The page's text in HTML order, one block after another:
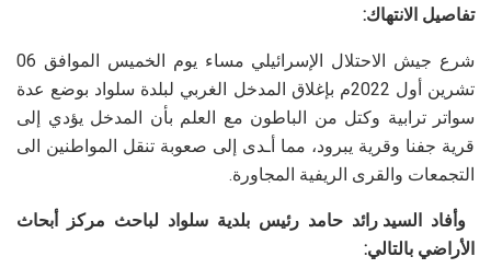
تفاصيل الانتهاك:
شرع جيش الاحتلال الإسرائيلي مساء يوم الخميس الموافق 06
تشرين أول 2022م بإغلاق المدخل الغربي لبلدة سلواد بوضع عدة
سواتر ترابية وكتل من الباطون مع العلم بأن المدخل يؤدي إلى
قرية جفنا وقرية يبرود، مما أـدى إلى صعوبة تنقل المواطنين الى
التجمعات والقرى الريفية المجاورة.
وأفاد السيد رائد حامد رئيس بلدية سلواد لباحث مركز أبحاث
الأراضي بالتالي: